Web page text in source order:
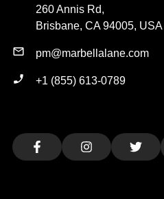
260 Annis Rd,
Brisbane, CA 94005, USA
pm@marbellalane.com
+1 (855) 613-0789
FacebookInstagramTwitter